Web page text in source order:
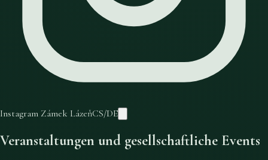
Instagram Zámek LázeňCS/DE
Veranstaltungen und gesellschaftliche Events